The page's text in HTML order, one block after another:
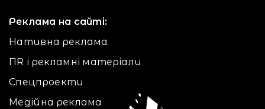
Реклама на сайті:
Нативна реклама
ПR і рекламні матеріали
Спецпроекти
Медійна реклама